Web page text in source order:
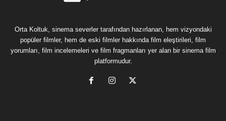
Orta Koltuk, sinema severler tarafından hazırlanan, hem vizyondaki
popüler filmler, hem de eski filmler hakkında film eleştirileri, film
yorumları, film incelemeleri ve film fragmanları yer alan bir sinema film
platformudur.